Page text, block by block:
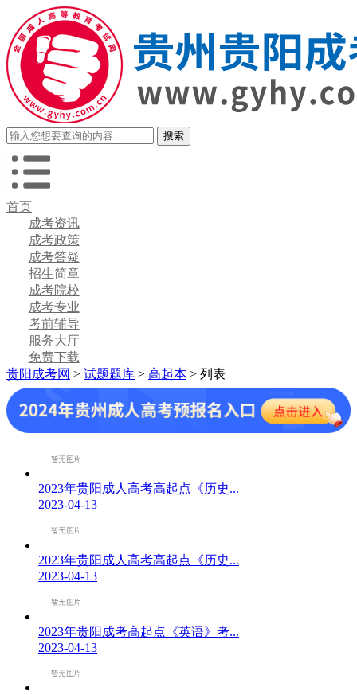
首页
成考资讯
成考政策
成考答疑
招生简章
成考院校
成考专业
考前辅导
服务大厅
免费下载
贵阳成考网 > 试题题库 > 高起本 > 列表
2023年贵阳成人高考高起点《历史...
2023-04-13
2023年贵阳成人高考高起点《历史...
2023-04-13
2023年贵阳成考高起点《英语》考...
2023-04-13